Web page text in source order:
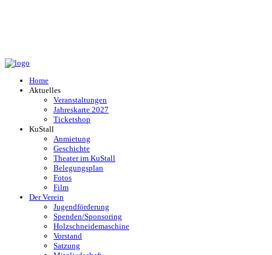
Home
Aktuelles
Veranstaltungen
Jahreskarte 2027
Ticketshop
KuStall
Anmietung
Geschichte
Theater im KuStall
Belegungsplan
Fotos
Film
Der Verein
Jugendförderung
Spenden/Sponsoring
Holzschneidemaschine
Vorstand
Satzung